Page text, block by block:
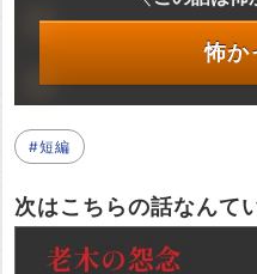
怖か
#短編
次はこちらの話なんて